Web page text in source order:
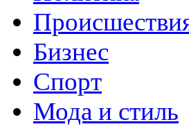
Бизнес
Спорт
Мода и стиль